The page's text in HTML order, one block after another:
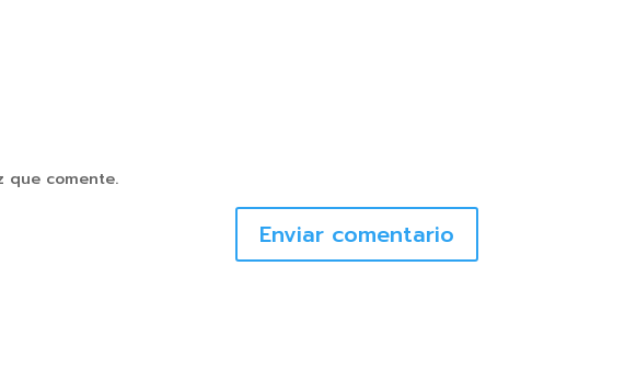
que comente.
Enviar comentario